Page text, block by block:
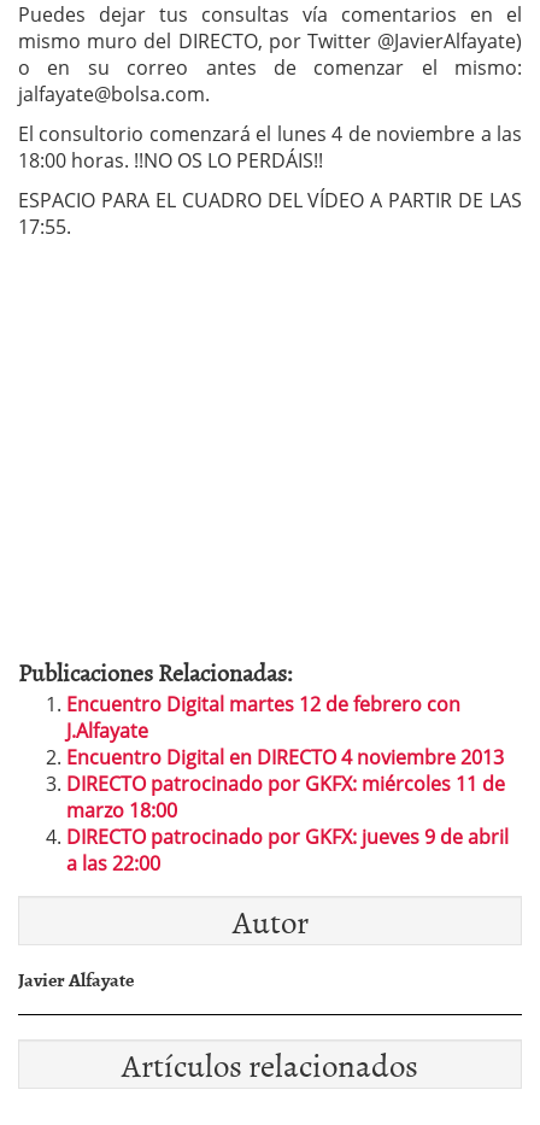
Puedes dejar tus consultas vía comentarios en el
mismo muro del DIRECTO, por Twitter @JavierAlfayate)
o en su correo antes de comenzar el mismo:
jalfayate@bolsa.com.
El consultorio comenzará el lunes 4 de noviembre a las
18:00 horas. !!NO OS LO PERDÁIS!!
ESPACIO PARA EL CUADRO DEL VÍDEO A PARTIR DE LAS
17:55.
Publicaciones Relacionadas:
Encuentro Digital martes 12 de febrero con
J.Alfayate
Encuentro Digital en DIRECTO 4 noviembre 2013
DIRECTO patrocinado por GKFX: miércoles 11 de
marzo 18:00
DIRECTO patrocinado por GKFX: jueves 9 de abril
a las 22:00
Autor
Javier Alfayate
Artículos relacionados